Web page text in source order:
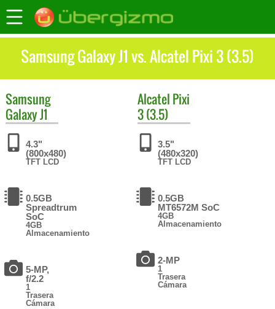
Samsung Galaxy J1 vs. Alcatel Pixi 3 (3.5)
Samsung
Galaxy J1
4.3"
(800x480)
TFT LCD
0.5GB
Spreadtrum
SoC
4GB
Almacenamiento
5-MP,
f/2.2
1
Trasera
Cámara
Alcatel Pixi
3 (3.5)
3.5"
(480x320)
TFT LCD
0.5GB
MT6572M SoC
4GB
Almacenamiento
2-MP
1
Trasera
Cámara